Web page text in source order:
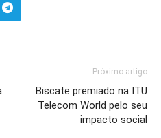
Próximo artigo
Biscate premiado na ITU
Telecom World pelo seu
impacto social